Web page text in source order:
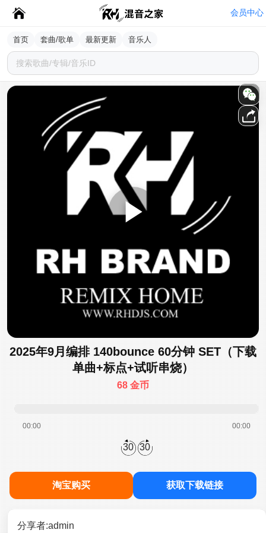
会员中心
首页 套曲/歌单 最新更新 音乐人
2025年9月编排 140bounce 60分钟 SET（下载
单曲+标点+试听串烧）
68 金币
00:00 00:00
30 30
淘宝购买 获取下载链接
分享者:admin